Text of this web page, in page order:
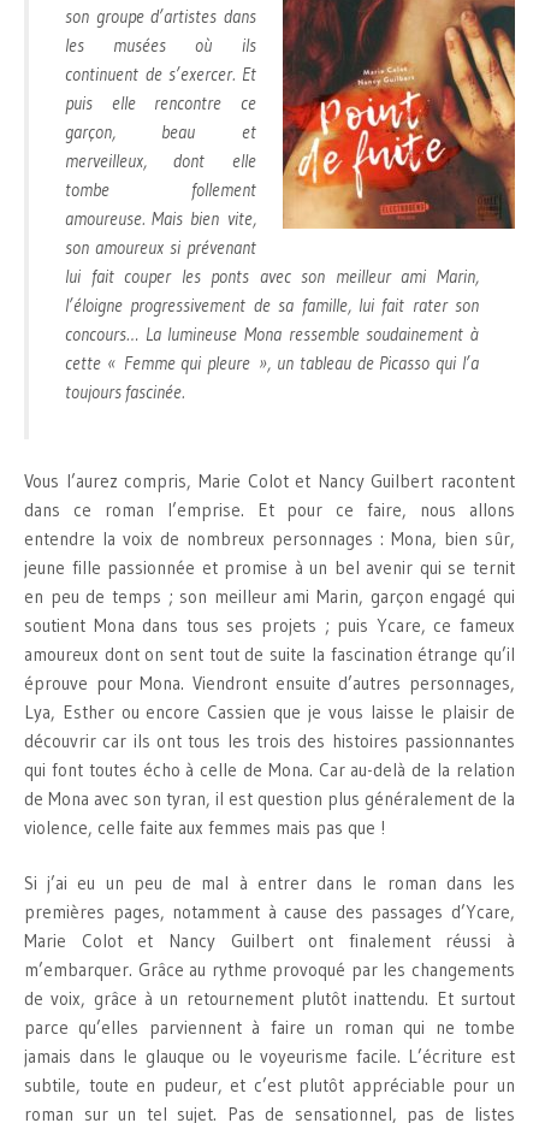
son groupe d’artistes dans
les musées où ils
continuent de s’exercer. Et
puis elle rencontre ce
garçon, beau et
merveilleux, dont elle
tombe follement
amoureuse. Mais bien vite,
son amoureux si prévenant
lui fait couper les ponts avec son meilleur ami Marin,
l’éloigne progressivement de sa famille, lui fait rater son
concours… La lumineuse Mona ressemble soudainement à
cette « Femme qui pleure », un tableau de Picasso qui l’a
toujours fascinée.
Vous l’aurez compris, Marie Colot et Nancy Guilbert racontent
dans ce roman l’emprise. Et pour ce faire, nous allons
entendre la voix de nombreux personnages : Mona, bien sûr,
jeune fille passionnée et promise à un bel avenir qui se ternit
en peu de temps ; son meilleur ami Marin, garçon engagé qui
soutient Mona dans tous ses projets ; puis Ycare, ce fameux
amoureux dont on sent tout de suite la fascination étrange qu’il
éprouve pour Mona. Viendront ensuite d’autres personnages,
Lya, Esther ou encore Cassien que je vous laisse le plaisir de
découvrir car ils ont tous les trois des histoires passionnantes
qui font toutes écho à celle de Mona. Car au-delà de la relation
de Mona avec son tyran, il est question plus généralement de la
violence, celle faite aux femmes mais pas que !
Si j’ai eu un peu de mal à entrer dans le roman dans les
premières pages, notamment à cause des passages d’Ycare,
Marie Colot et Nancy Guilbert ont finalement réussi à
m’embarquer. Grâce au rythme provoqué par les changements
de voix, grâce à un retournement plutôt inattendu. Et surtout
parce qu’elles parviennent à faire un roman qui ne tombe
jamais dans le glauque ou le voyeurisme facile. L’écriture est
subtile, toute en pudeur, et c’est plutôt appréciable pour un
roman sur un tel sujet. Pas de sensationnel, pas de listes